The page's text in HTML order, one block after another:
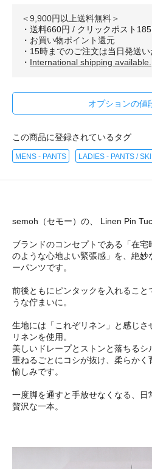
＜9,900円以上送料無料＞
・送料660円 / クリックポスト185
・ お買い物ポイント還元
・15時までのご注文は当日発送
・ International shipping available.
オプションの値
この商品に登録されているタグ
MENS - PANTS LADIES - PANTS /
semoh（セモー）の、 Linen Pin
ブランドのコンセプトである「在
のような心地よい緊張感」を、絶
ーパンツです。
前後ともにピンタックを入れること
うな佇まいに。
生地には「これぞリネン」と感じ
リネンを使用。
美しいドレープとストンと落ちる
重ねるごとにコシが抜け、柔らか
愉しみです。
一度脚を通すと手放せなくなる、日
贅沢な一本。